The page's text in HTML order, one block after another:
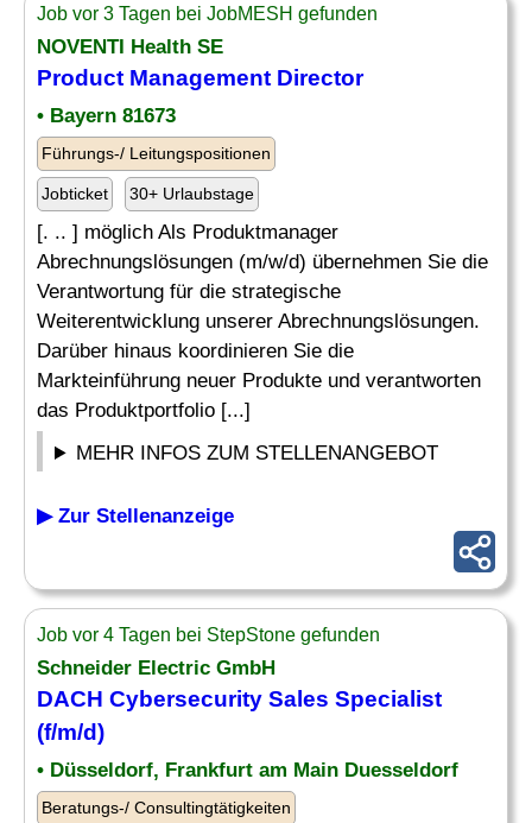
Job vor 3 Tagen bei JobMESH gefunden
NOVENTI Health SE
Product Management Director
• Bayern 81673
Führungs-/ Leitungspositionen
Jobticket 30+ Urlaubstage
[. .. ] möglich Als Produktmanager
Abrechnungslösungen (m/w/d) übernehmen Sie die
Verantwortung für die strategische
Weiterentwicklung unserer Abrechnungslösungen.
Darüber hinaus koordinieren Sie die
Markteinführung neuer Produkte und verantworten
das Produktportfolio [...]
MEHR INFOS ZUM STELLENANGEBOT
▶ Zur Stellenanzeige
Job vor 4 Tagen bei StepStone gefunden
Schneider Electric GmbH
DACH Cybersecurity Sales Specialist
(f/m/d)
• Düsseldorf, Frankfurt am Main Duesseldorf
Beratungs-/ Consultingtätigkeiten